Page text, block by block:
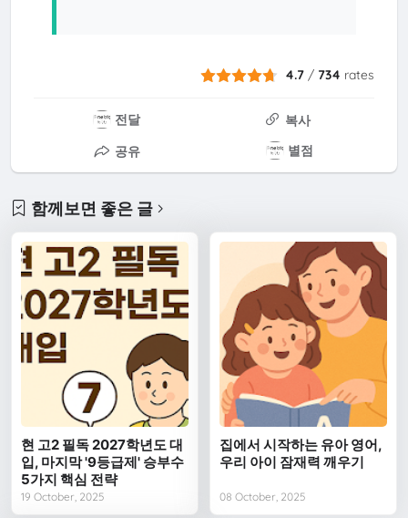
4.7 / 734 rates
전달
복사
공유
별점
함께보면 좋은 글
현 고2 필독 2027학년도 대
입, 마지막 '9등급제' 승부수
5가지 핵심 전략
19 October, 2025
집에서 시작하는 유아 영어,
우리 아이 잠재력 깨우기
08 October, 2025